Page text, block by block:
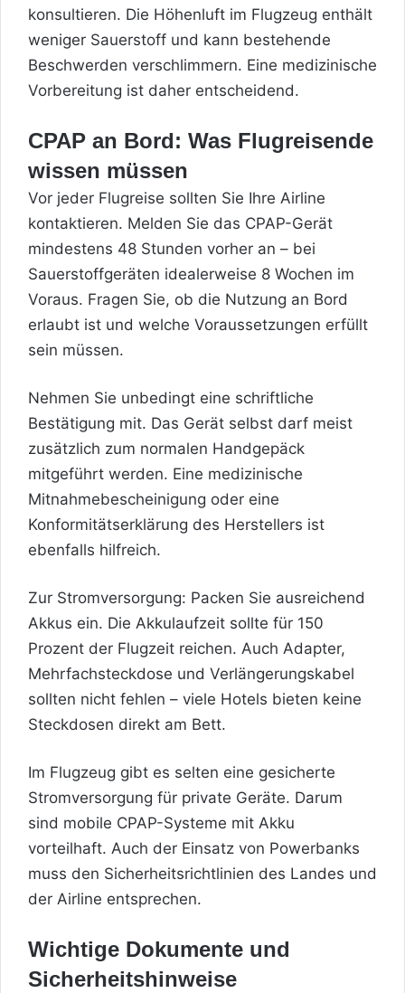
konsultieren. Die Höhenluft im Flugzeug enthält
weniger Sauerstoff und kann bestehende
Beschwerden verschlimmern. Eine medizinische
Vorbereitung ist daher entscheidend.
CPAP an Bord: Was Flugreisende
wissen müssen
Vor jeder Flugreise sollten Sie Ihre Airline
kontaktieren. Melden Sie das CPAP-Gerät
mindestens 48 Stunden vorher an – bei
Sauerstoffgeräten idealerweise 8 Wochen im
Voraus. Fragen Sie, ob die Nutzung an Bord
erlaubt ist und welche Voraussetzungen erfüllt
sein müssen.
Nehmen Sie unbedingt eine schriftliche
Bestätigung mit. Das Gerät selbst darf meist
zusätzlich zum normalen Handgepäck
mitgeführt werden. Eine medizinische
Mitnahmebescheinigung oder eine
Konformitätserklärung des Herstellers ist
ebenfalls hilfreich.
Zur Stromversorgung: Packen Sie ausreichend
Akkus ein. Die Akkulaufzeit sollte für 150
Prozent der Flugzeit reichen. Auch Adapter,
Mehrfachsteckdose und Verlängerungskabel
sollten nicht fehlen – viele Hotels bieten keine
Steckdosen direkt am Bett.
Im Flugzeug gibt es selten eine gesicherte
Stromversorgung für private Geräte. Darum
sind mobile CPAP-Systeme mit Akku
vorteilhaft. Auch der Einsatz von Powerbanks
muss den Sicherheitsrichtlinien des Landes und
der Airline entsprechen.
Wichtige Dokumente und
Sicherheitshinweise